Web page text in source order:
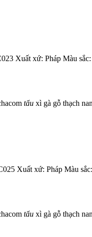
Xuất xứ: Pháp Màu
tẩu xì gà gỗ thạch
Xuất xứ: Pháp Màu
tẩu xì gà gỗ thạch